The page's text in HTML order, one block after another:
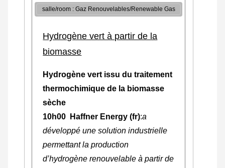
salle/room : Gaz Renouvelables/Renewable Gas
Hydrogène vert à partir de la
biomasse
Hydrogène vert issu du traitement
thermochimique de la biomasse
sèche
10h00 Haffner Energy (fr):a
développé une solution industrielle
permettant la production
d’hydrogène renouvelable à partir de